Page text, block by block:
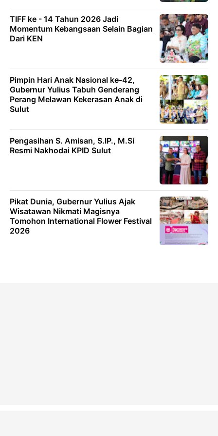
TIFF ke - 14 Tahun 2026 Jadi
Momentum Kebangsaan Selain Bagian
Dari KEN
Pimpin Hari Anak Nasional ke-42,
Gubernur Yulius Tabuh Genderang
Perang Melawan Kekerasan Anak di
Sulut
Pengasihan S. Amisan, S.IP., M.Si
Resmi Nakhodai KPID Sulut
Pikat Dunia, Gubernur Yulius Ajak
Wisatawan Nikmati Magisnya
Tomohon International Flower Festival
2026